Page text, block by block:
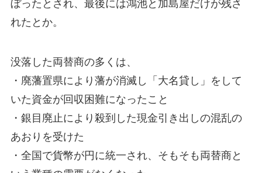
ぼったとされ、最後には鴻池と加島屋だけが残さ
れたとか。
没落した両替商の多くは、
・廃藩置県により藩が消滅し「大名貸し」をして
いた資金が回収困難になったこと
・銀目廃止により殺到した現金引き出しの混乱の
あおりを受けた
・全国で貨幣が円に統一され、そもそも両替商と